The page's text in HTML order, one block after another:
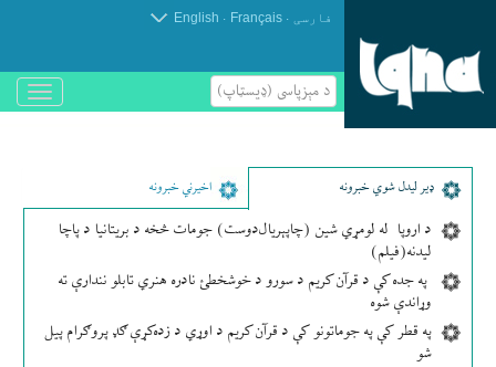
فارسی .
Français
.
English
د مېزپاسى (ډیسټاپ)
باز
و
ډير لیدل شوي خبرونه اخیرني خبرونه
د اروپا له لومړي شین (چاپېریال‌دوست) جومات څخه د بریتانیا د پاچا
لیدنه(فیلم)
په جده کې د قرآن کریم د سورو د خوشخطئ نادره هنري تابلو نندارې ته
وړاندې شوه
په قطر کې په جوماتونو کې د قرآن کریم د اوړي د زده‌کړې ګډ پروګرام پیل
شو